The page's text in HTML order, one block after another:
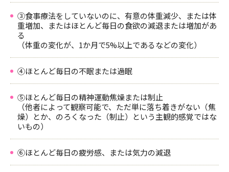
③食事療法をしていないのに、有意の体重減少、または体
重増加、またはほとんど毎日の食欲の減退または増加があ
る
（体重の変化が、1か月で5%以上であるなどの変化）
④ほとんど毎日の不眠または過眠
⑤ほとんど毎日の精神運動焦燥または制止
（他者によって観察可能で、ただ単に落ち着きがない（焦
燥）とか、のろくなった（制止）という主観的感覚ではな
いもの）
⑥ほとんど毎日の疲労感、または気力の減退